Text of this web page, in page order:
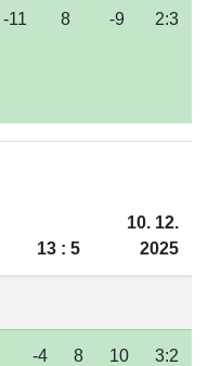
-11 8 -9 2:3
13 : 5
10. 12.
2025
-4 8 10 3:2